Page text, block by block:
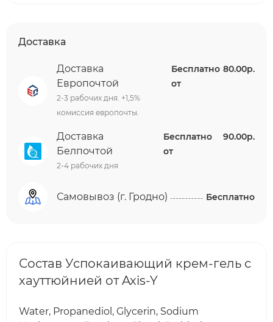
Доставка
Доставка
Европочтой
2-3 рабочих дня. +1,5%
комиссия европочты.
Бесплатно
от
80.00р.
Доставка
Белпочтой
2-4 рабочих дня
Бесплатно
от
90.00р.
Самовывоз (г. Гродно) Бесплатно
Состав Успокаивающий крем-гель с
хауттюйнией от Axis-Y
Water, Propanediol, Glycerin, Sodium